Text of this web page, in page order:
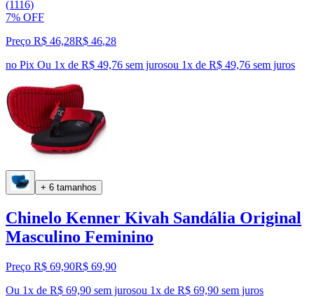
(1116)
7% OFF
Preço R$ 46,28R$ 46,28
no Pix Ou 1x de R$ 49,76 sem jurosou 1x de R$ 49,76 sem juros
+ 6 tamanhos
Chinelo Kenner Kivah Sandália Original
Masculino Feminino
Preço R$ 69,90R$ 69,90
Ou 1x de R$ 69,90 sem jurosou 1x de R$ 69,90 sem juros